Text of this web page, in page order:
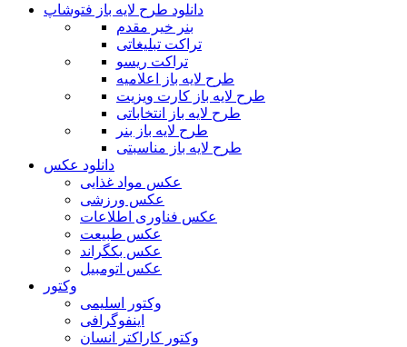
دانلود طرح لایه باز فتوشاپ
بنر خیر مقدم
تراکت تبلیغاتی
تراکت ریسو
طرح لایه باز اعلامیه
طرح لایه باز کارت ویزیت
طرح لایه باز انتخاباتی
طرح لایه باز بنر
طرح لایه باز مناسبتی
دانلود عکس
عکس مواد غذایی
عکس ورزشی
عکس فناوری اطلاعات
عکس طبیعت
عکس بکگراند
عکس اتومبیل
وکتور
وکتور اسلیمی
اینفوگرافی
وکتور کاراکتر انسان